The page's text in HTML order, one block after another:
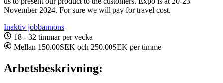
November 2024. For sure we will pay for travel cost.
Inaktiv jobbannons
18 - 32 timmar per vecka
Mellan 150.00SEK och 250.00SEK per timme
Arbetsbeskrivning: